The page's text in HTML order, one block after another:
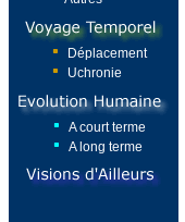
Déplacement
Uchronie
A court terme
A long terme